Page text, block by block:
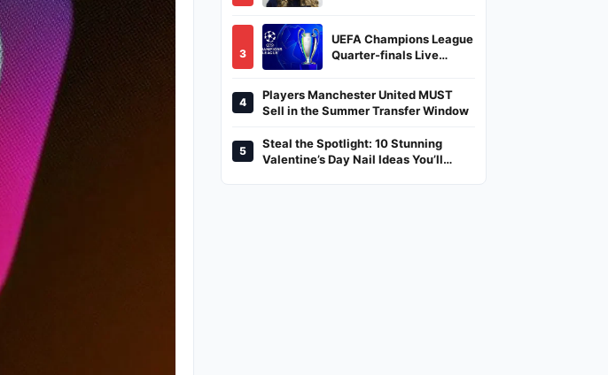
3
UEFA Champions League
Quarter-finals Live
And Where To Watch
4
Players Manchester United MUST
Sell in the Summer Transfer Window
5
Steal the Spotlight: 10 Stunning
Valentine’s Day Nail Ideas You’ll